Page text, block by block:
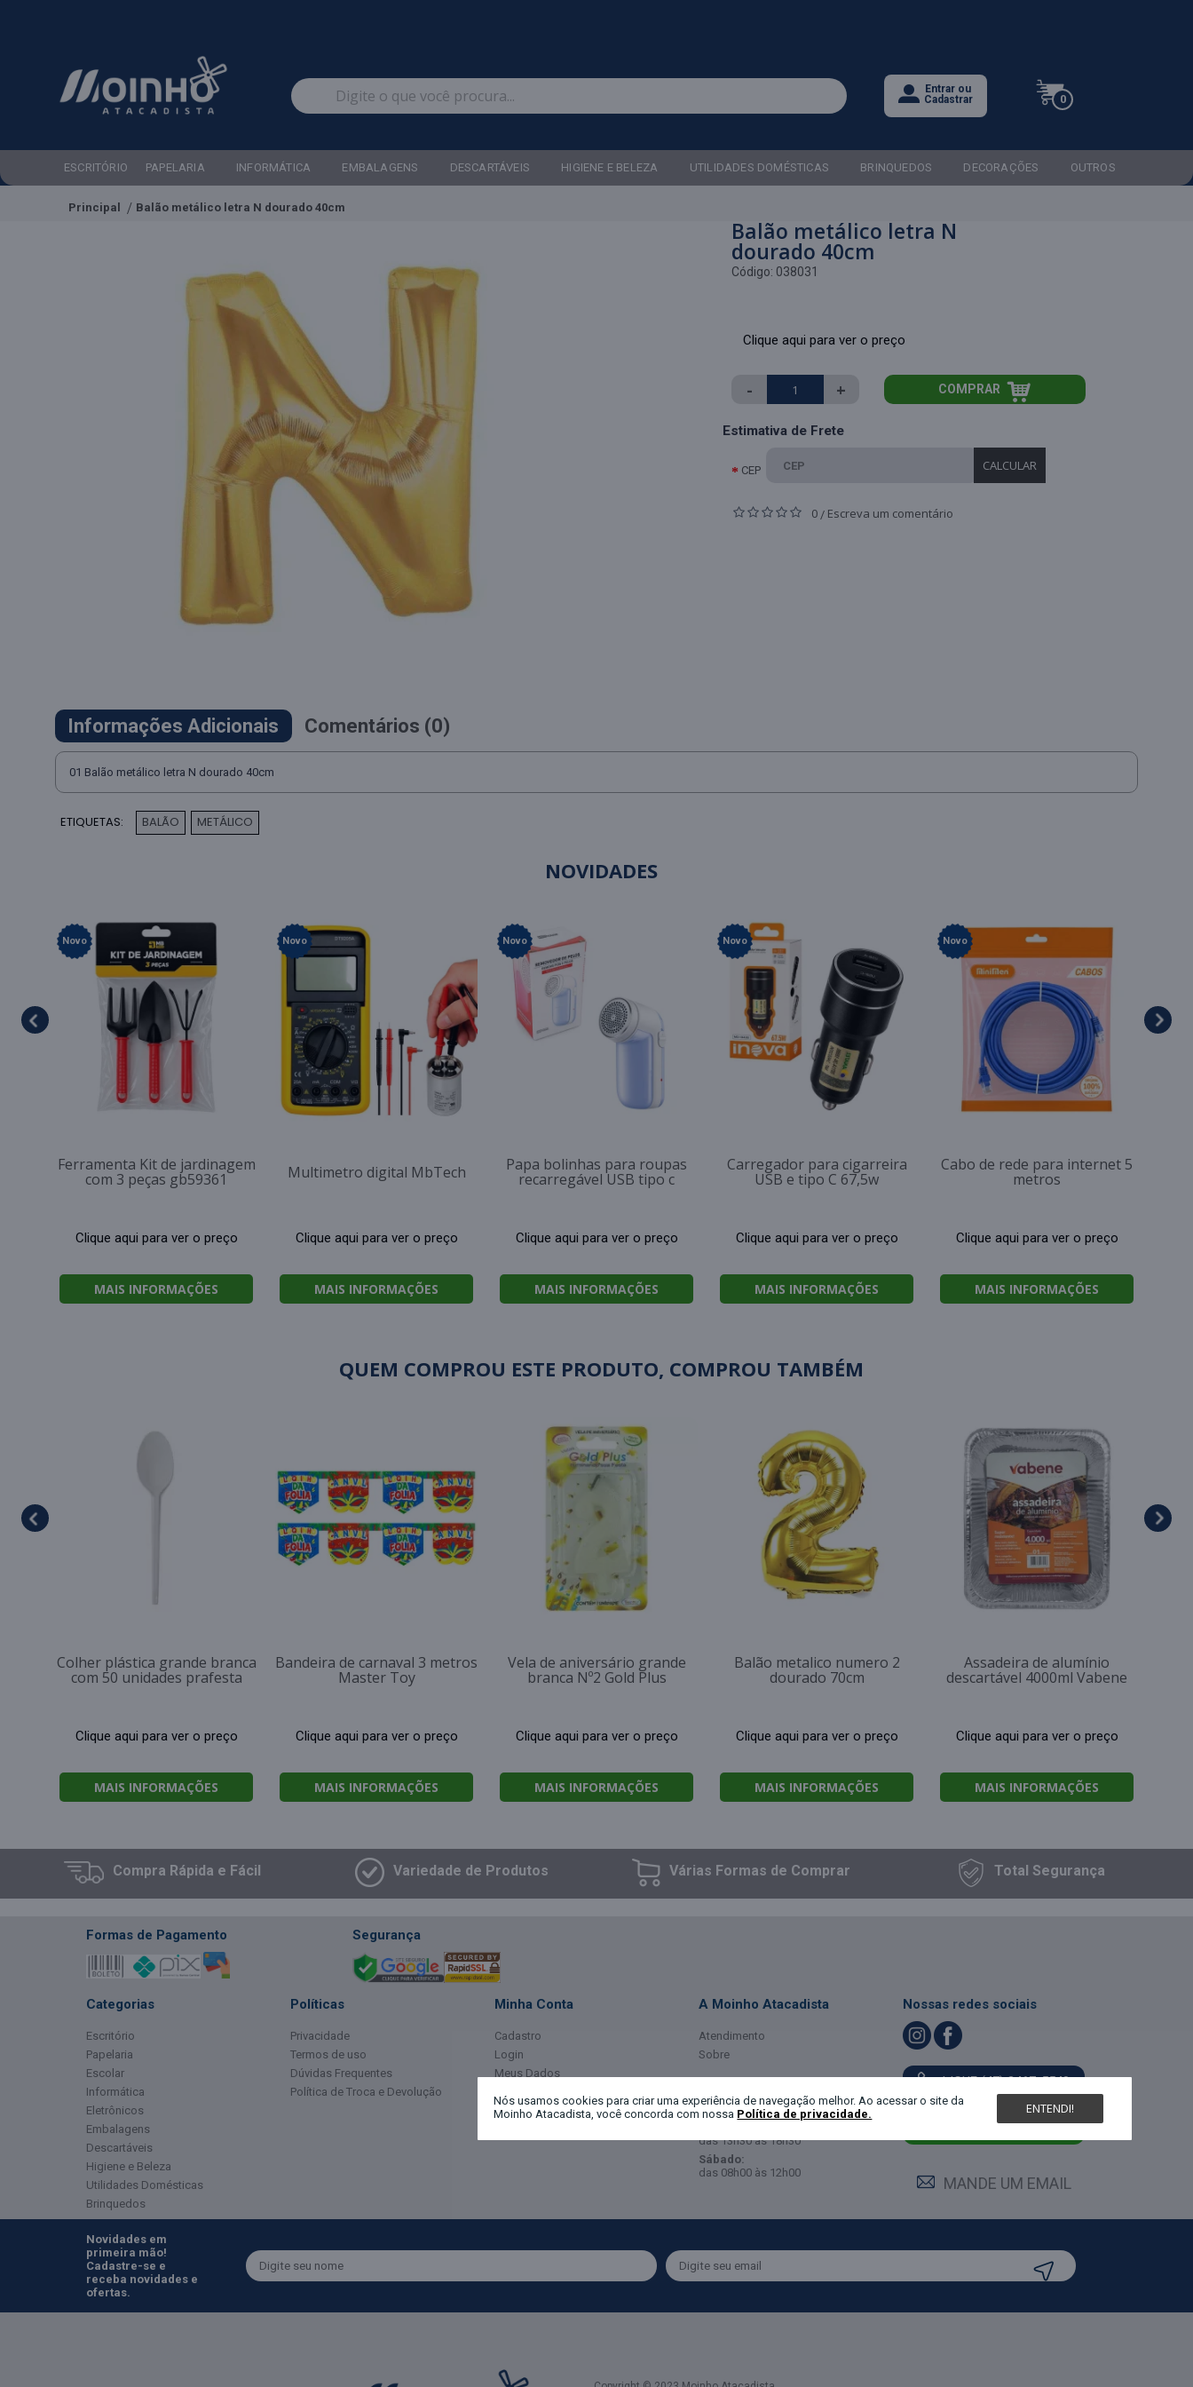
Entrar ou
Cadastrar
0
ESCRITÓRIO PAPELARIA INFORMÁTICA EMBALAGENS DESCARTÁVEIS HIGIENE E BELEZA UTILIDADES DOMÉSTICAS BRINQUEDOS DECORAÇÕES OUTROS
Principal Balão metálico letra N dourado 40cm
Balão metálico letra N
dourado 40cm
Código: 038031
Clique aqui para ver o preço
- + COMPRAR
Estimativa de Frete
CEP CALCULAR
0 / Escreva um comentário
Informações Adicionais Comentários (0)
01 Balão metálico letra N dourado 40cm
ETIQUETAS: BALÃO METÁLICO
NOVIDADES
Novo
Ferramenta Kit de jardinagem
com 3 peças gb59361
Clique aqui para ver o preço
MAIS INFORMAÇÕES
Novo
Multimetro digital MbTech
Clique aqui para ver o preço
MAIS INFORMAÇÕES
Novo
Papa bolinhas para roupas
recarregável USB tipo c
Clique aqui para ver o preço
MAIS INFORMAÇÕES
Novo
Carregador para cigarreira
USB e tipo C 67,5w
Clique aqui para ver o preço
MAIS INFORMAÇÕES
Novo
Cabo de rede para internet 5
metros
Clique aqui para ver o preço
MAIS INFORMAÇÕES
QUEM COMPROU ESTE PRODUTO, COMPROU TAMBÉM
Colher plástica grande branca
com 50 unidades prafesta
Clique aqui para ver o preço
MAIS INFORMAÇÕES
Bandeira de carnaval 3 metros
Master Toy
Clique aqui para ver o preço
MAIS INFORMAÇÕES
Vela de aniversário grande
branca Nº2 Gold Plus
Clique aqui para ver o preço
MAIS INFORMAÇÕES
Balão metalico numero 2
dourado 70cm
Clique aqui para ver o preço
MAIS INFORMAÇÕES
Assadeira de alumínio
descartável 4000ml Vabene
Clique aqui para ver o preço
MAIS INFORMAÇÕES
Compra Rápida e Fácil Variedade de Produtos Várias Formas de Comprar Total Segurança
Nós usamos cookies para criar uma experiência de navegação melhor. Ao acessar o site da
Moinho Atacadista, você concorda com nossa Política de privacidade. ENTENDI!
Formas de Pagamento Segurança
Categorias
Escritório
Papelaria
Escolar
Informática
Eletrônicos
Embalagens
Descartáveis
Higiene e Beleza
Utilidades Domésticas
Brinquedos
Políticas
Privacidade
Termos de uso
Dúvidas Frequentes
Política de Troca e Devolução
Minha Conta
Cadastro
Login
Meus Dados
A Moinho Atacadista
Atendimento
Sobre
Horário de Atendimento
Segunda a Sexta-feira:
das 13h30 às 18h30
Sábado:
das 08h00 às 12h00
Nossas redes sociais
LIGUE (47) 3467-5540
MANDE UM EMAIL
Novidades em
primeira mão!
Cadastre-se e
receba novidades e
ofertas.